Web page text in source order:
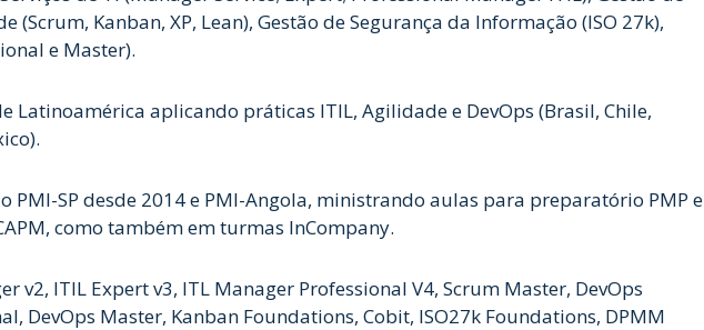
(Scrum, Kanban, XP, Lean), Gestão de Segurança da Informação (ISO 27k),
e Master).
Latinoamérica aplicando práticas ITIL, Agilidade e DevOps (Brasil, Chile,
PMI-SP desde 2014 e PMI-Angola, ministrando aulas para preparatório PMP e
como também em turmas InCompany.
v2, ITIL Expert v3, ITL Manager Professional V4, Scrum Master, DevOps
DevOps Master, Kanban Foundations, Cobit, ISO27k Foundations, DPMM